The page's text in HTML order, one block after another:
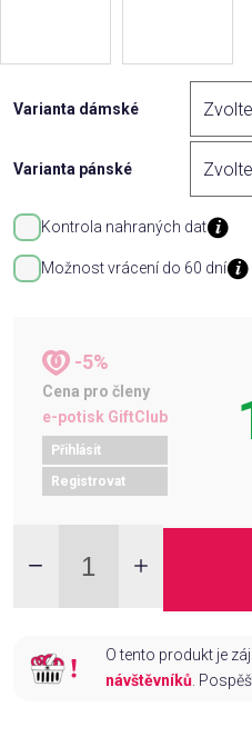
Varianta dámské
Varianta pánské
Kontrola nahraných dat
Možnost vrácení do 60 dní
-5%
Cena pro členy
e-potisk GiftClub
Přihlásit
Registrovat
O tento produkt je
návštěvníků.